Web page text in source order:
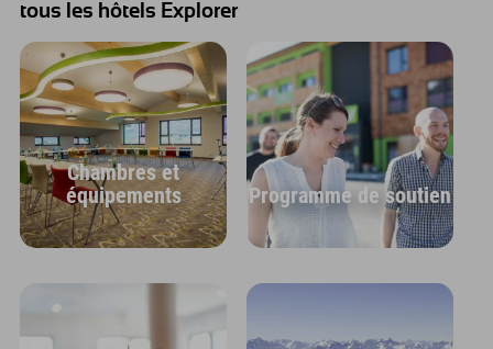
tous les hôtels Explorer
Chambres et
équipements
Programme de soutien